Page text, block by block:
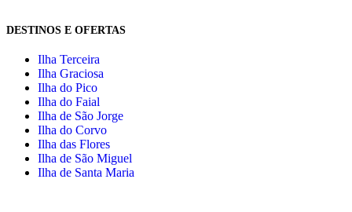
DESTINOS E OFERTAS
Ilha Terceira
Ilha Graciosa
Ilha do Pico
Ilha do Faial
Ilha de São Jorge
Ilha do Corvo
Ilha das Flores
Ilha de São Miguel
Ilha de Santa Maria